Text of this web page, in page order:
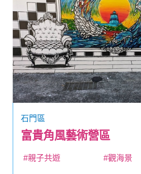
石門區
富貴角風藝術營區
#親子共遊 #觀海景